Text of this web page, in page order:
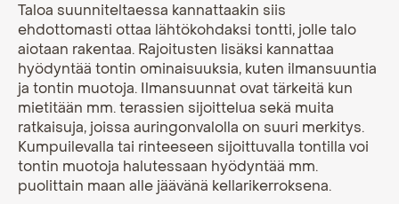
Taloa suunniteltaessa kannattaakin siis
ehdottomasti ottaa lähtökohdaksi tontti, jolle talo
aiotaan rakentaa. Rajoitusten lisäksi kannattaa
hyödyntää tontin ominaisuuksia, kuten ilmansuuntia
ja tontin muotoja. Ilmansuunnat ovat tärkeitä kun
mietitään mm. terassien sijoittelua sekä muita
ratkaisuja, joissa auringonvalolla on suuri merkitys.
Kumpuilevalla tai rinteeseen sijoittuvalla tontilla voi
tontin muotoja halutessaan hyödyntää mm.
puolittain maan alle jäävänä kellarikerroksena.